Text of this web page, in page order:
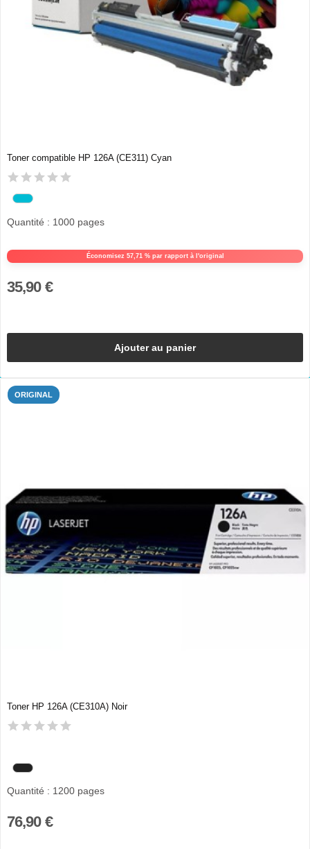
Toner compatible HP 126A (CE311) Cyan
Économisez 57,71 % par rapport à l'original
Quantité : 1000 pages
35,90 €
Ajouter au panier
ORIGINAL
Toner HP 126A (CE310A) Noir
Quantité : 1200 pages
76,90 €